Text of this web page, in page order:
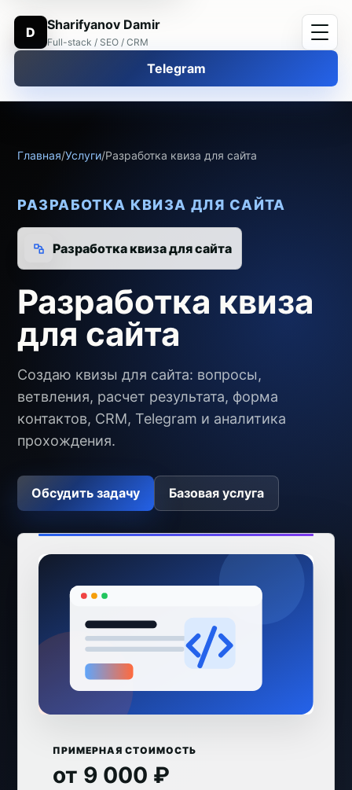
D Sharifyanov Damir
Full-stack / SEO / CRM
Telegram
Главная/Услуги/Разработка квиза для сайта
РАЗРАБОТКА КВИЗА ДЛЯ САЙТА
Разработка квиза для сайта
Разработка квиза
для сайта
Создаю квизы для сайта: вопросы,
ветвления, расчет результата, форма
контактов, CRM, Telegram и аналитика
прохождения.
Обсудить задачу Базовая услуга
ПРИМЕРНАЯ СТОИМОСТЬ
от 9 000 ₽